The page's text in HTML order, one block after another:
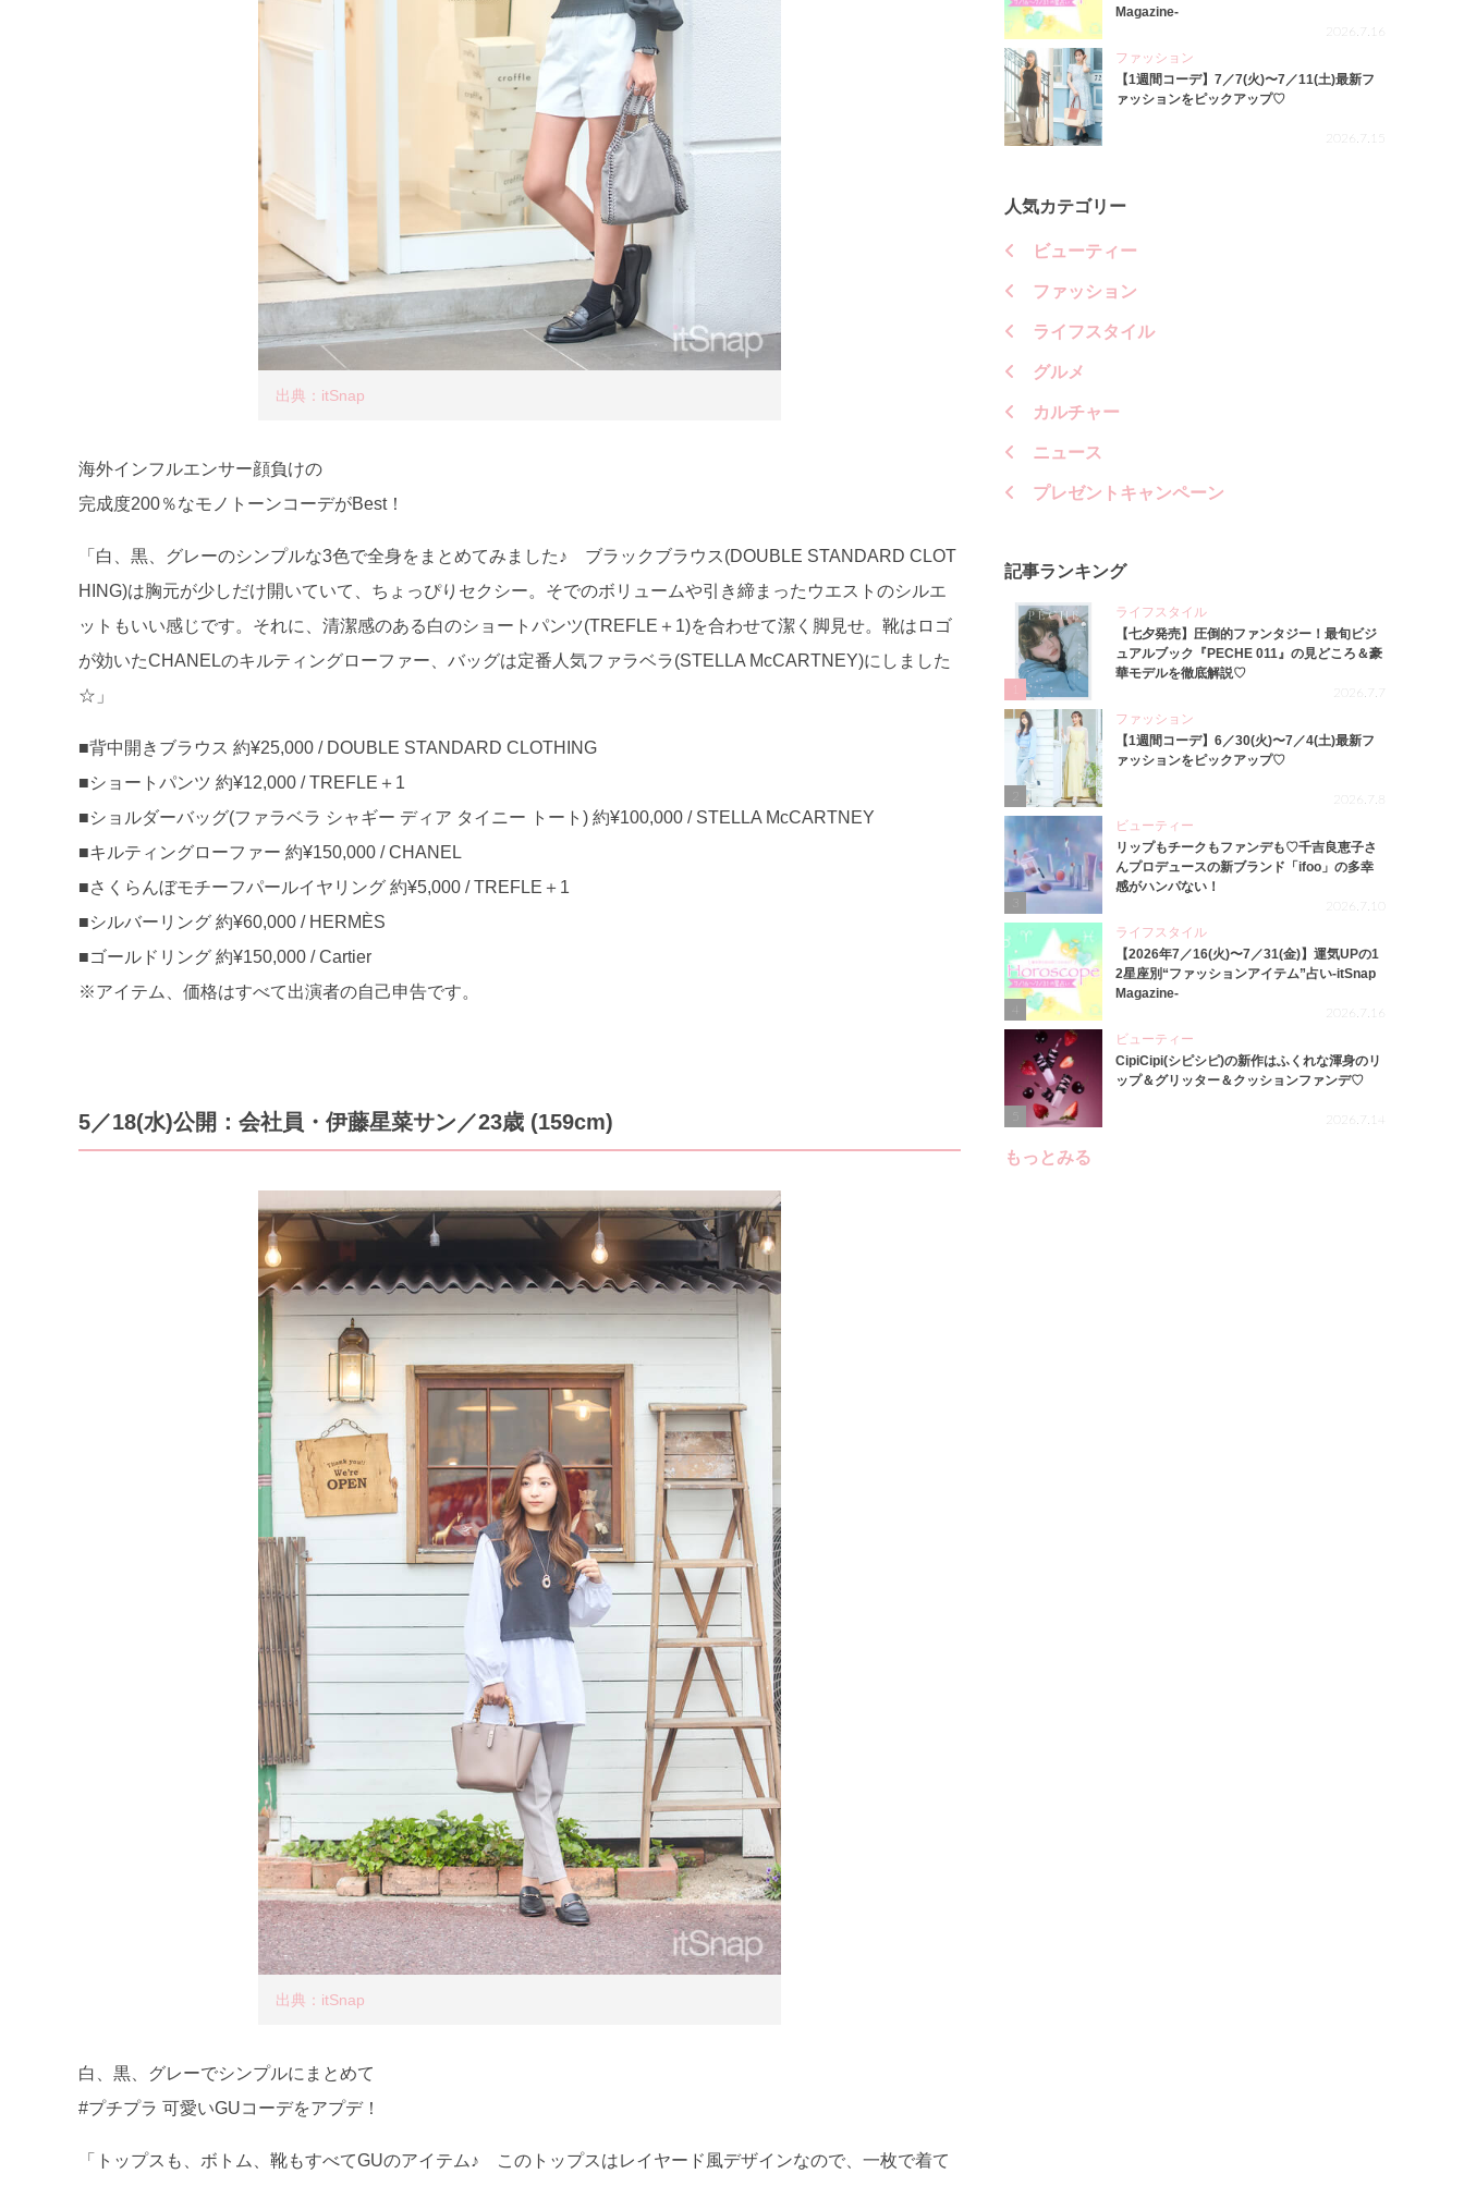
出典：itSnap
海外インフルエンサー顔負けの
完成度200％なモノトーンコーデがBest！
「白、黒、グレーのシンプルな3色で全身をまとめてみました♪ ブラックブラウス(DOUBLE STANDARD CLOT
HING)は胸元が少しだけ開いていて、ちょっぴりセクシー。そでのボリュームや引き締まったウエストのシルエ
ットもいい感じです。それに、清潔感のある白のショートパンツ(TREFLE＋1)を合わせて潔く脚見せ。靴はロゴ
が効いたCHANELのキルティングローファー、バッグは定番人気ファラベラ(STELLA McCARTNEY)にしました
☆」
■背中開きブラウス 約¥25,000 / DOUBLE STANDARD CLOTHING
■ショートパンツ 約¥12,000 / TREFLE＋1
■ショルダーバッグ(ファラベラ シャギー ディア タイニー トート) 約¥100,000 / STELLA McCARTNEY
■キルティングローファー 約¥150,000 / CHANEL
■さくらんぼモチーフパールイヤリング 約¥5,000 / TREFLE＋1
■シルバーリング 約¥60,000 / HERMÈS
■ゴールドリング 約¥150,000 / Cartier
※アイテム、価格はすべて出演者の自己申告です。
5／18(水)公開：会社員・伊藤星菜サン／23歳 (159cm)
出典：itSnap
白、黒、グレーでシンプルにまとめて
#プチプラ 可愛いGUコーデをアプデ！
「トップスも、ボトム、靴もすべてGUのアイテム♪ このトップスはレイヤード風デザインなので、一枚で着て
Magazine-
2026.7.16
ファッション
【1週間コーデ】7／7(火)〜7／11(土)最新フ
ァッションをピックアップ♡
2026.7.15
人気カテゴリー
ビューティー
ファッション
ライフスタイル
グルメ
カルチャー
ニュース
プレゼントキャンペーン
記事ランキング
ライフスタイル
【七夕発売】圧倒的ファンタジー！最旬ビジ
ュアルブック『PECHE 011』の見どころ＆豪
華モデルを徹底解説♡
2026.7.7
ファッション
【1週間コーデ】6／30(火)〜7／4(土)最新フ
ァッションをピックアップ♡
2026.7.8
3
ビューティー
リップもチークもファンデも♡千吉良恵子さ
んプロデュースの新ブランド「ifoo」の多幸
感がハンパない！
2026.7.10
4
ライフスタイル
【2026年7／16(火)〜7／31(金)】運気UPの1
2星座別“ファッションアイテム”占い-itSnap
Magazine-
2026.7.16
ビューティー
CipiCipi(シピシピ)の新作はふくれな渾身のリ
ップ＆グリッター＆クッションファンデ♡
2026.7.14
もっとみる